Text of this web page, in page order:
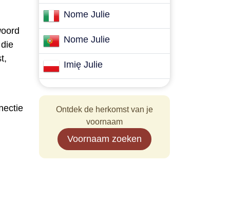
Nome Julie
Nome Julie
Imię Julie
Ontdek de herkomst van je
voornaam
Voornaam zoeken